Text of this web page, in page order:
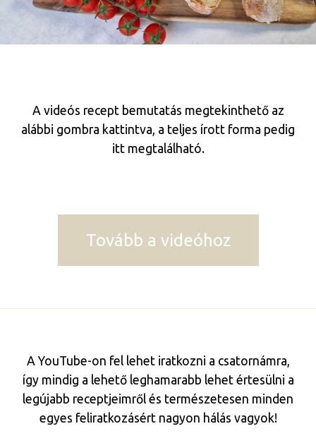
A videós recept bemutatás megtekinthető az
alábbi gombra kattintva, a teljes írott forma pedig
itt megtalálható.
Tovább a videóhoz
A YouTube-on fel lehet iratkozni a csatornámra,
így mindig a lehető leghamarabb lehet értesülni a
legújabb receptjeimről és természetesen minden
egyes feliratkozásért nagyon hálás vagyok!